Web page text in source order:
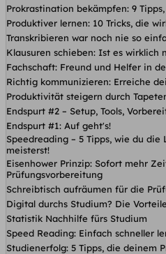
Prokrastination bekämpfen: 9
Produktiver lernen: 10 Tricks, die
Transkribieren war noch nie so
Klausuren schieben: Ist es wirklich
Fachschaft: Freund und Helfer in
Richtig kommunizieren: Erreiche
Produktivität steigern durch
Endspurt #2 – Setup, Tools,
Endspurt #1: Auf geht's!
Speedreading – 5 Tipps, wie du
meisterst!
Eisenhower Prinzip: Sofort mehr
Prüfungsvorbereitung
Schreibtisch aufräumen für die
Digital durchs Studium? Die
Statistik Nachhilfe fürs Studium
Speed Reading: Einfach schneller
Studienerfolg: 5 Tipps, die deinem